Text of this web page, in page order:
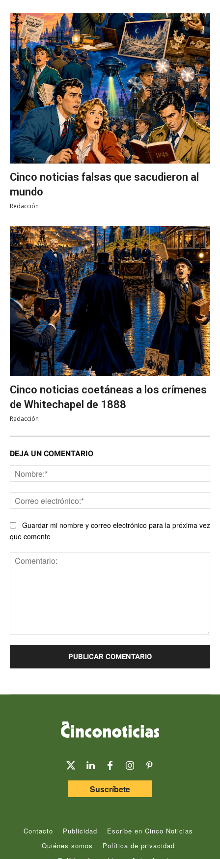
Cinco noticias falsas que sacudieron al
mundo
Redacción
Cinco noticias coetáneas a los crímenes
de Whitechapel de 1888
Redacción
DEJA UN COMENTARIO
Guardar mi nombre y correo electrónico para la próxima vez
que comente
Suscríbete
Contacto Publicidad
Escribe en Cinco Noticias
Quiénes somos
Política de privacidad